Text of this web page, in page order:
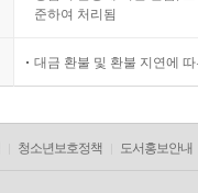
준하여 처리됨
대금 환불 및 환불 지연에
청소년보호정책 도서홍보안내